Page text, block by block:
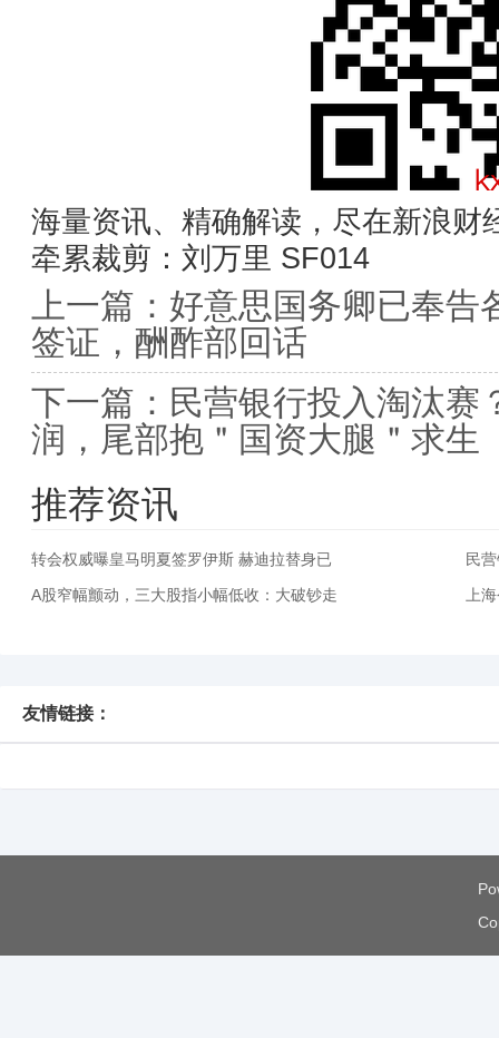
海量资讯、精确解读，尽在新浪财
牵累裁剪：刘万里 SF014
上一篇： 好意思国务卿已奉告
签证，酬酢部回话
下一篇： 民营银行投入淘汰赛
润，尾部抱＂国资大腿＂求生
推荐资讯
转会权威曝皇马明夏签罗伊斯 赫迪拉替身已
民
A股窄幅颤动，三大股指小幅低收：大破钞走
上
友情链接：